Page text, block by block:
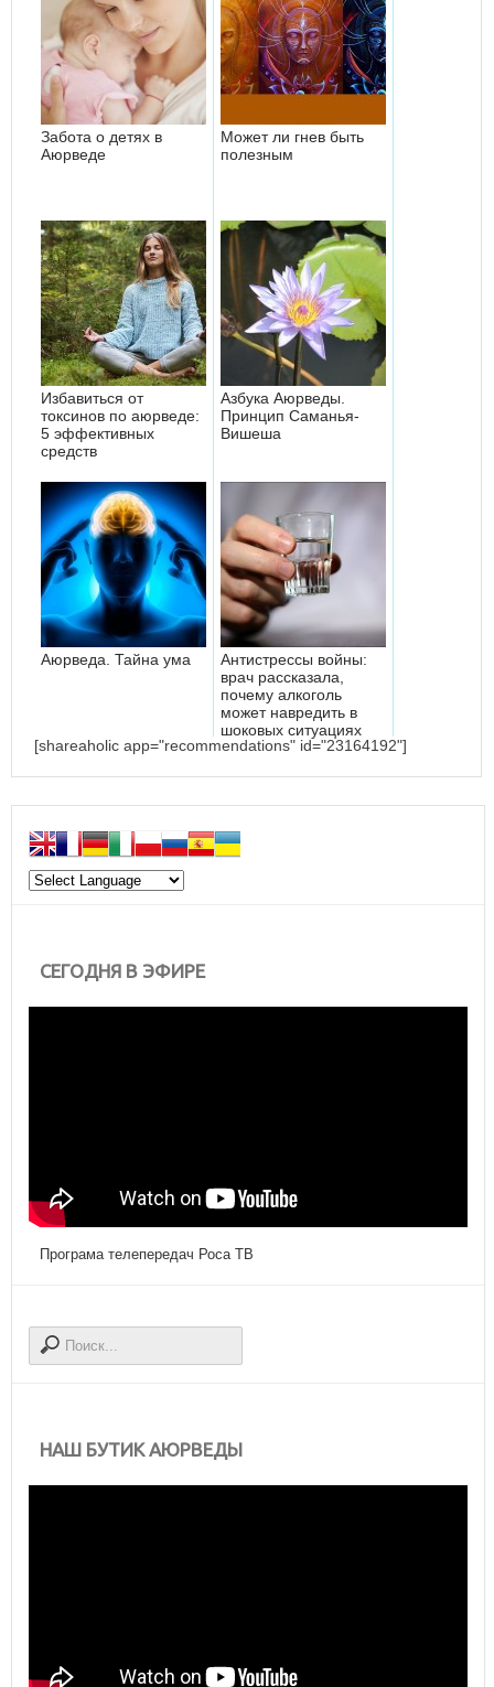
Забота о детях в
Аюрведе
Может ли гнев быть
полезным
Избавиться от
токсинов по аюрведе:
5 эффективных
средств
Азбука Аюрведы.
Принцип Саманья-
Вишеша
Аюрведа. Тайна ума
Антистрессы войны:
врач рассказала,
почему алкоголь
может навредить в
шоковых ситуациях
[shareaholic app="recommendations" id="23164192"]
СЕГОДНЯ В ЭФИРЕ
Програма телепередач Роса ТВ
НАШ БУТИК АЮРВЕДЫ